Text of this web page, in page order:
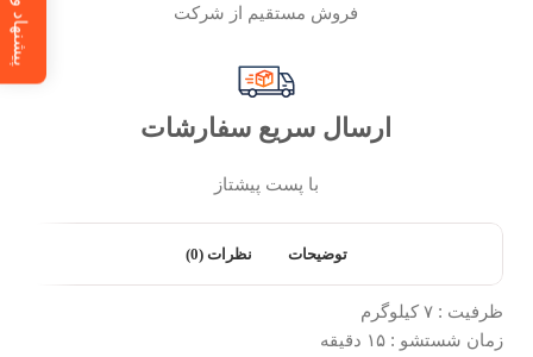
فروش مستقیم از شرکت
ارسال سریع سفارشات
با پست پیشتاز
توضیحات نظرات (0)
ظرفیت : ۷ کیلوگرم
زمان شستشو : ۱۵ دقیقه
پیشنهاد ویژه